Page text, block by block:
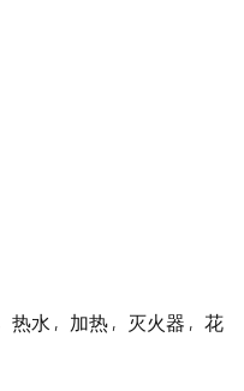
热水 加热 灭火器
花